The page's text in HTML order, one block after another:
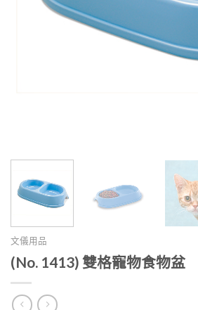
文儀用品
(No. 1413) 雙格寵物食物盆